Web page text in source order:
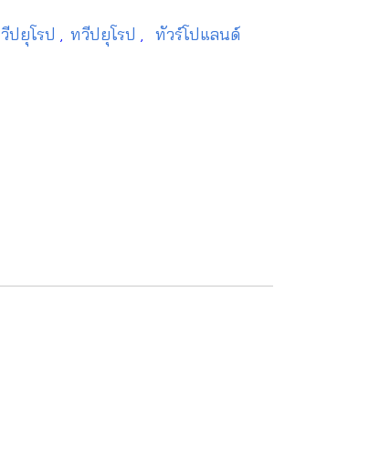
ปยุโรป ทวีปยุโรป ทัวร์โปแลนด์